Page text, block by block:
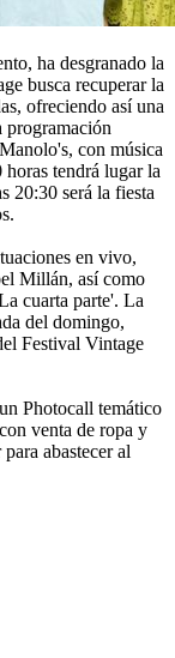
ha desgranado la
busca recuperar la
ofreciendo así una
programación
con música
tendrá lugar la
20:30 será la fiesta
en vivo,
Millán, así como
cuarta parte'. La
del domingo,
Festival Vintage
Photocall temático
venta de ropa y
abastecer al